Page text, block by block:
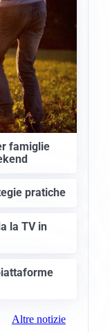
famiglie
pratiche
la TV in
Altre notizie